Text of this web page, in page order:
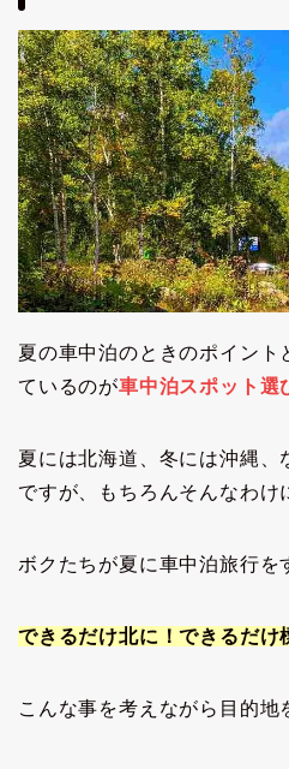
夏の車中泊のときのポイント
ているのが車中泊スポット選
夏には北海道、冬には沖縄、
ですが、もちろんそんなわけ
ボクたちが夏に車中泊旅行を
できるだけ北に！できるだけ
こんな事を考えながら目的地